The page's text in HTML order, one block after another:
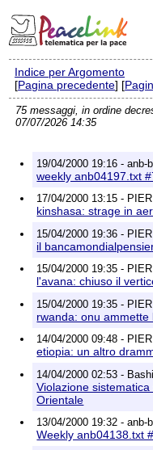
Elenco delle liste
africa@liste.peacelink.it
Indice per Argomento
[Pagina precedente] [
75 messaggi, in ordine
07/07/2026 14:35
19/04/2000 19:16 - anb-
weekly anb04197.txt
17/04/2000 13:15 -
kinshasa: strage in
15/04/2000 19:36 -
il
15/04/2000 19:35 -
l'avana: chiuso il
15/04/2000 19:35 -
rwanda: onu
14/04/2000 09:48 -
etiopia: un altro
14/04/2000 02:53 -
Violazione
Orientale
13/04/2000 19:32 - anb-
Weekly anb04138.txt